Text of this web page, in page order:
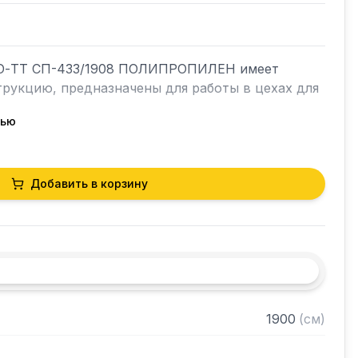
ТТ СП-433/1908 ПОЛИПРОПИЛЕН имеет
предназначены для работы в цехах для
полипропилена толщиной 20 мм
40х40 нержавеющей стали марки AISI 430
Добавить в корзину
1900 (см)